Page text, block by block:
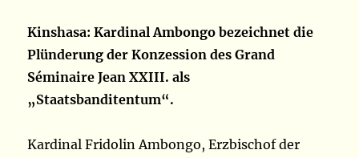
Kinshasa: Kardinal Ambongo bezeichnet die
Plünderung der Konzession des Grand
Séminaire Jean XXIII. als
„Staatsbanditentum“.
Kardinal Fridolin Ambongo, Erzbischof der